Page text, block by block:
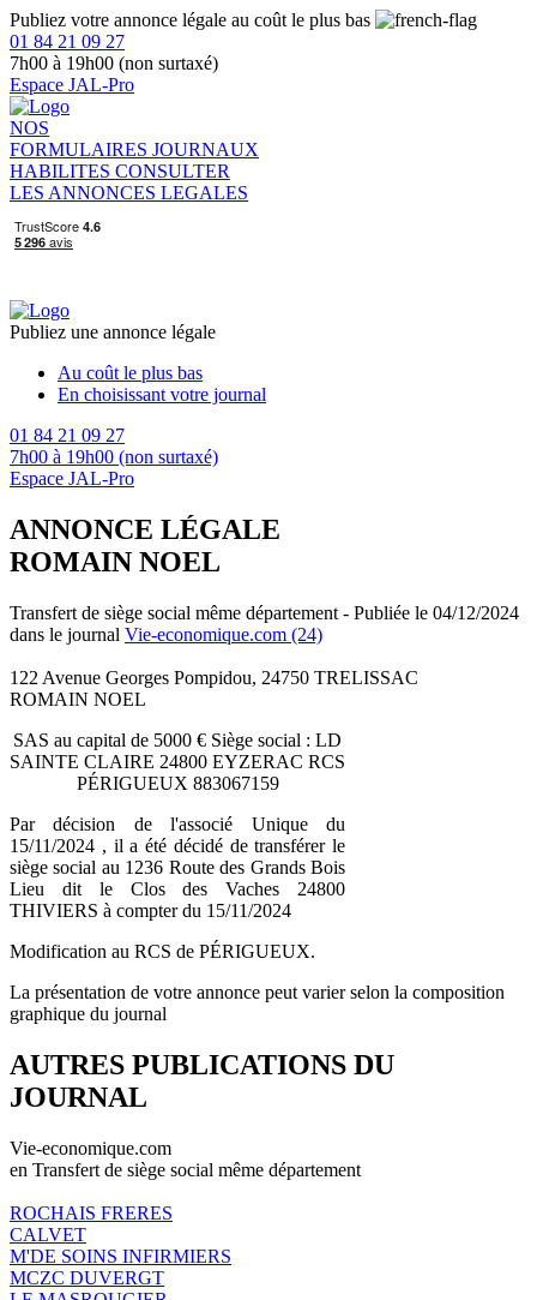
Publiez votre annonce légale au coût le plus bas
01 84 21 09 27
7h00 à 19h00 (non surtaxé)
Espace JAL-Pro
NOS
FORMULAIRES JOURNAUX
HABILITES CONSULTER
LES ANNONCES LEGALES
Publiez une annonce légale
Au coût le plus bas
En choisissant votre journal
01 84 21 09 27
7h00 à 19h00 (non surtaxé)
Espace JAL-Pro
ANNONCE LÉGALE
ROMAIN NOEL
Transfert de siège social même département - Publiée le 04/12/2024
dans le journal Vie-economique.com (24)
122 Avenue Georges Pompidou, 24750 TRELISSAC
ROMAIN NOEL
SAS au capital de 5000 € Siège social : LD
SAINTE CLAIRE 24800 EYZERAC RCS
PÉRIGUEUX 883067159
Par décision de l'associé Unique du
15/11/2024 , il a été décidé de transférer le
siège social au 1236 Route des Grands Bois
Lieu dit le Clos des Vaches 24800
THIVIERS à compter du 15/11/2024
Modification au RCS de PÉRIGUEUX.
La présentation de votre annonce peut varier selon la composition
graphique du journal
AUTRES PUBLICATIONS DU
JOURNAL
Vie-economique.com
en Transfert de siège social même département
ROCHAIS FRERES
CALVET
M'DE SOINS INFIRMIERS
MCZC DUVERGT